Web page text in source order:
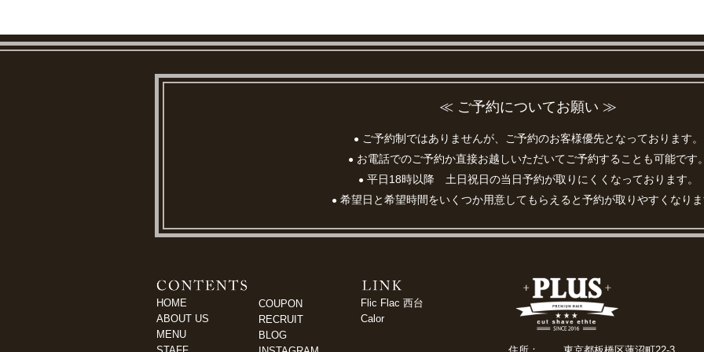
≪ ご予約についてお願い ≫
●ご予約制ではありませんが、ご予約のお客様優先となっております。
●お電話でのご予約か直接お越しいただいてご予約することも可能です
●平日18時以降 土日祝日の当日予約が取りにくくなっております。
●希望日と希望時間をいくつか用意してもらえると予約が取りやすくなり
HOME
ABOUT US
MENU
COUPON
RECRUIT
BLOG
Flic Flac 西台
Calor